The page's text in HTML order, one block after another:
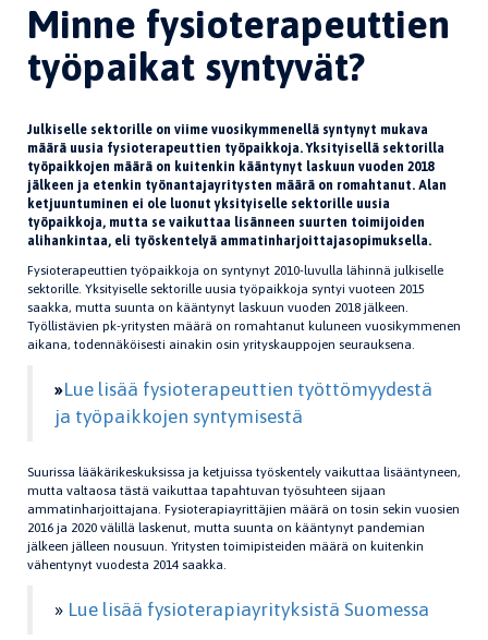
Minne fysioterapeuttien
työpaikat syntyvät?
Julkiselle sektorille on viime vuosikymmenellä syntynyt mukava
määrä uusia fysioterapeuttien työpaikkoja. Yksityisellä sektorilla
työpaikkojen määrä on kuitenkin kääntynyt laskuun vuoden 2018
jälkeen ja etenkin työnantajayritysten määrä on romahtanut. Alan
ketjuuntuminen ei ole luonut yksityiselle sektorille uusia
työpaikkoja, mutta se vaikuttaa lisänneen suurten toimijoiden
alihankintaa, eli työskentelyä ammatinharjoittajasopimuksella.
Fysioterapeuttien työpaikkoja on syntynyt 2010-luvulla lähinnä julkiselle
sektorille. Yksityiselle sektorille uusia työpaikkoja syntyi vuoteen 2015
saakka, mutta suunta on kääntynyt laskuun vuoden 2018 jälkeen.
Työllistävien pk-yritysten määrä on romahtanut kuluneen vuosikymmenen
aikana, todennäköisesti ainakin osin yrityskauppojen seurauksena.
»Lue lisää fysioterapeuttien työttömyydestä
ja työpaikkojen syntymisestä
Suurissa lääkärikeskuksissa ja ketjuissa työskentely vaikuttaa lisääntyneen,
mutta valtaosa tästä vaikuttaa tapahtuvan työsuhteen sijaan
ammatinharjoittajana. Fysioterapiayrittäjien määrä on tosin sekin vuosien
2016 ja 2020 välillä laskenut, mutta suunta on kääntynyt pandemian
jälkeen jälleen nousuun. Yritysten toimipisteiden määrä on kuitenkin
vähentynyt vuodesta 2014 saakka.
» Lue lisää fysioterapiayrityksistä Suomessa